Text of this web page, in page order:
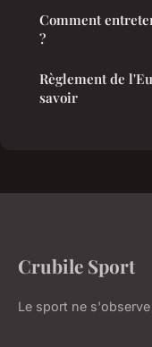
Comment
?
Règlement de
savoir
Crubile Sport
Le sport ne